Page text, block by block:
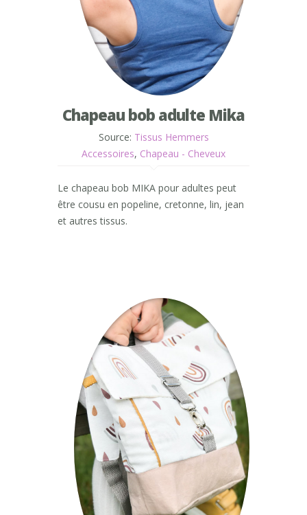
Chapeau bob adulte Mika
Source: Tissus Hemmers
Accessoires, Chapeau - Cheveux
Le chapeau bob MIKA pour adultes peut
être cousu en popeline, cretonne, lin, jean
et autres tissus.